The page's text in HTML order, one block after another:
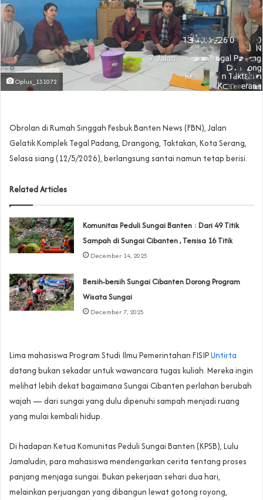
Oplus_131072
Obrolan di Rumah Singgah Fesbuk Banten News (FBN), Jalan
Gelatik Komplek Tegal Padang, Drangong, Taktakan, Kota Serang,
Selasa siang (12/5/2026), berlangsung santai namun tetap berisi.
Related Articles
Komunitas Peduli Sungai Banten : Dari 49 Titik
Sampah di Sungai Cibanten , Tersisa 16 Titik
December 14, 2025
Bersih-bersih Sungai Cibanten Dorong Program
Wisata Sungai
December 7, 2025
Lima mahasiswa Program Studi Ilmu Pemerintahan FISIPUntirta
datang bukan sekadar untuk wawancara tugas kuliah. Mereka ingin
melihat lebih dekat bagaimana Sungai Cibanten perlahan berubah
wajah — dari sungai yang dulu dipenuhi sampah menjadi ruang
yang mulai kembali hidup.
Di hadapan Ketua Komunitas Peduli Sungai Banten (KPSB), Lulu
Jamaludin, para mahasiswa mendengarkan cerita tentang proses
panjang menjaga sungai. Bukan pekerjaan sehari dua hari,
melainkan perjuangan yang dibangun lewat gotong royong,